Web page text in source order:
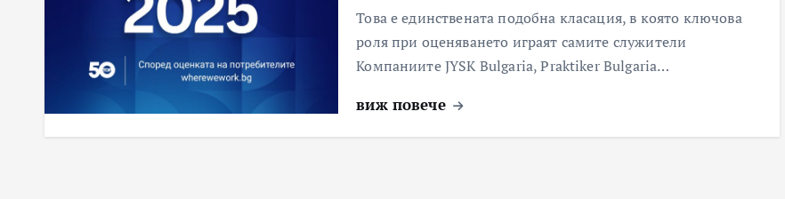
Това е единствената подобна класация, в която ключова
роля при оценяването играят самите служители
Компаниите JYSK Bulgaria, Praktiker Bulgaria…
виж повече